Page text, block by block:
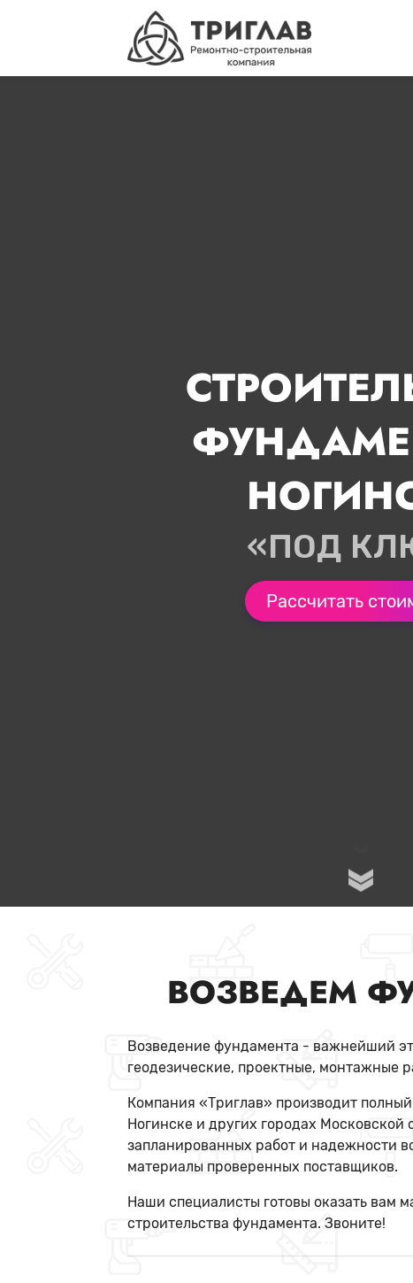
«ПОД
Рассчитать
ВОЗВЕДЕМ
Возведение фундамента - важнейший
геодезические, проектные, монтажные
Компания «Триглав» производит
Ногинске и других городах
запланированных работ и надежности
материалы проверенных поставщиков.
Наши специалисты готовы оказать вам
строительства фундамента. Звоните!